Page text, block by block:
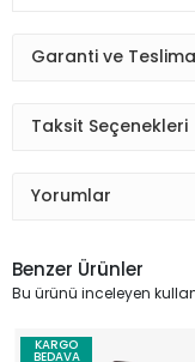
Garanti ve
Taksit Seçenekleri
Yorumlar
Benzer Ürünler
Bu ürünü inceleyen
KARGO
BEDAVA